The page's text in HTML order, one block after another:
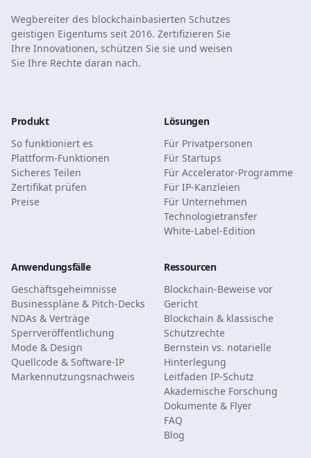
Wegbereiter des blockchainbasierten Schutzes
geistigen Eigentums seit 2016. Zertifizieren Sie
Ihre Innovationen, schützen Sie sie und weisen
Sie Ihre Rechte daran nach.
Produkt
So funktioniert es
Plattform-Funktionen
Sicheres Teilen
Zertifikat prüfen
Preise
Lösungen
Für Privatpersonen
Für Startups
Für Accelerator-Programme
Für IP-Kanzleien
Für Unternehmen
Technologietransfer
White-Label-Edition
Anwendungsfälle
Geschäftsgeheimnisse
Businesspläne & Pitch-Decks
NDAs & Verträge
Sperrveröffentlichung
Mode & Design
Quellcode & Software-IP
Markennutzungsnachweis
Ressourcen
Blockchain-Beweise vor
Gericht
Blockchain & klassische
Schutzrechte
Bernstein vs. notarielle
Hinterlegung
Leitfaden IP-Schutz
Akademische Forschung
Dokumente & Flyer
FAQ
Blog